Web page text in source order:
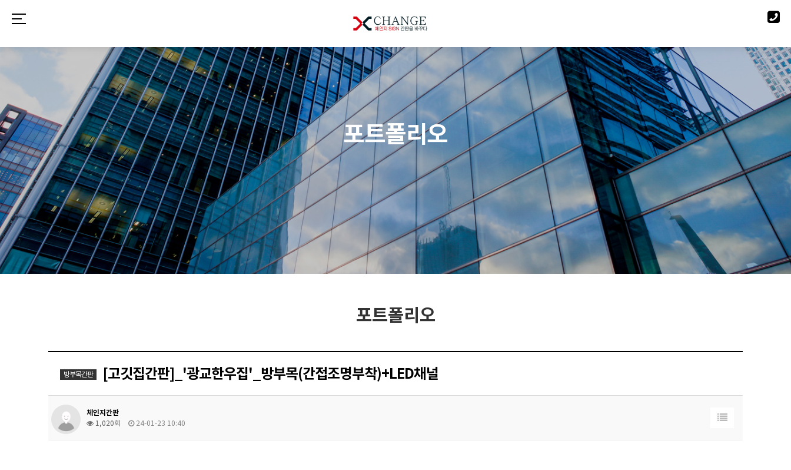
포트폴리오
포트폴리오
방부목간판 [고깃집간판]_'광교한우집'_방부목(간접조명부착)+LED채널
체인지간판
1,020회
24-01-23 10:40